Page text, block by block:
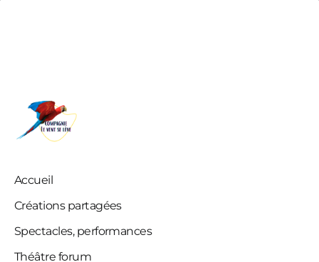
Accueil
Créations partagées
Spectacles, performances
Théâtre forum